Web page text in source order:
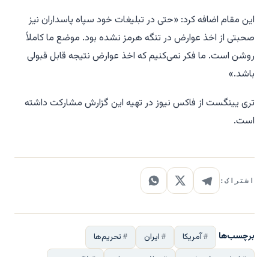
این مقام اضافه کرد: «حتی در تبلیغات خود سپاه پاسداران نیز
صحبتی از اخذ عوارض در تنگه هرمز نشده بود. موضع ما کاملاً
روشن است. ما فکر نمی‌کنیم که اخذ عوارض نتیجه قابل قبولی
باشد.»
تری یینگست از فاکس نیوز در تهیه این گزارش مشارکت داشته
است.
اشتراک:
برچسب‌ها آمریکا ایران
تحریم‌ها